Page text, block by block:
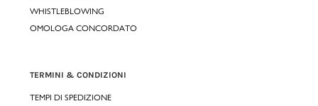
WHISTLEBLOWING
OMOLOGA CONCORDATO
TERMINI & CONDIZIONI
TEMPI DI SPEDIZIONE